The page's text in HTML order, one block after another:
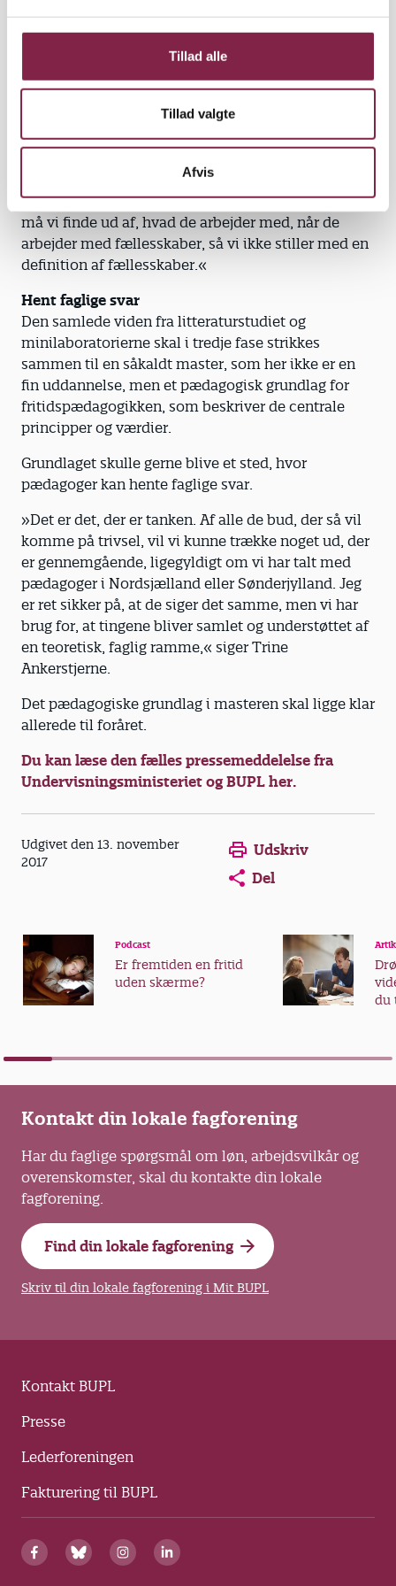
Tillad alle
Tillad valgte
Afvis
De pædagoger, der skal deltage i
forhånd, fortæller Trine Ankerstjerne:
facitliste, men kan være nysgerrige på det, de siger.
Så hvis de siger, de arbejder med fællesskaber, så
må vi finde ud af, hvad de arbejder med, når de
arbejder med fællesskaber, så vi ikke stiller med en
definition af fællesskaber.«
Hent faglige svar
Den samlede viden fra litteraturstudiet og
minilaboratorierne skal i tredje fase strikkes
sammen til en såkaldt master, som her ikke er en
fin uddannelse, men et pædagogisk grundlag for
fritidspædagogikken, som beskriver de centrale
principper og værdier.
Grundlaget skulle gerne blive et sted, hvor
pædagoger kan hente faglige svar.
»Det er det, der er tanken. Af alle de bud, der så vil
komme på trivsel, vil vi kunne trække noget ud, der
er gennemgående, ligegyldigt om vi har talt med
pædagoger i Nordsjælland eller Sønderjylland. Jeg
er ret sikker på, at de siger det samme, men vi har
brug for, at tingene bliver samlet og understøttet af
en teoretisk, faglig ramme,« siger Trine
Ankerstjerne.
Det pædagogiske grundlag i masteren skal ligge klar
allerede til foråret.
Du kan læse den fælles pressemeddelelse fra
Undervisningsministeriet og BUPL her.
Udgivet den 13. november
2017
Udskriv
Del
Podcast
Er fremtiden en fritid
uden skærme?
du
Kontakt din lokale fagforening
Har du faglige spørgsmål om løn, arbejdsvilkår og
overenskomster, skal du kontakte din lokale
fagforening.
Find din lokale fagforening
Skriv til din lokale fagforening i Mit BUPL
Kontakt BUPL
Presse
Lederforeningen
Fakturering til BUPL